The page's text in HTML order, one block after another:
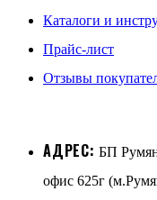
Каталоги и
Прайс-лист
Отзывы
АДРЕС: БП
офис 625г